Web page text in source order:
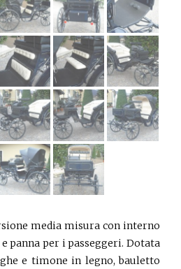
media misura con interno
panna per i passeggeri. Dotata
e timone in legno, bauletto